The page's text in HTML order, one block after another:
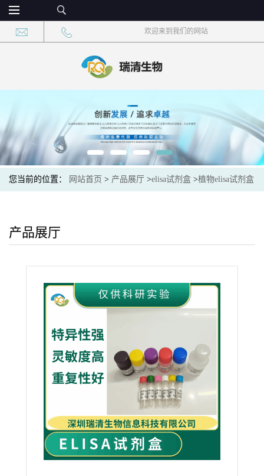
欢迎来到我们的网站
您当前的位置： 网站首页 > 产品展厅 >elisa试剂盒 >植物elisa试剂盒
产品展厅